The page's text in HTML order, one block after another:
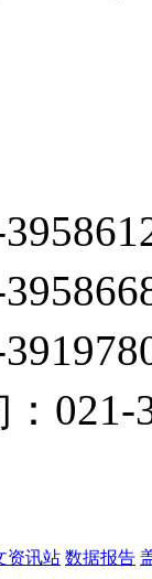
021-
资讯站 数据报告